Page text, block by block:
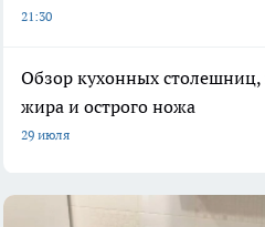
21:30
Обзор кухонных столешниц,
жира и острого ножа
29 июля